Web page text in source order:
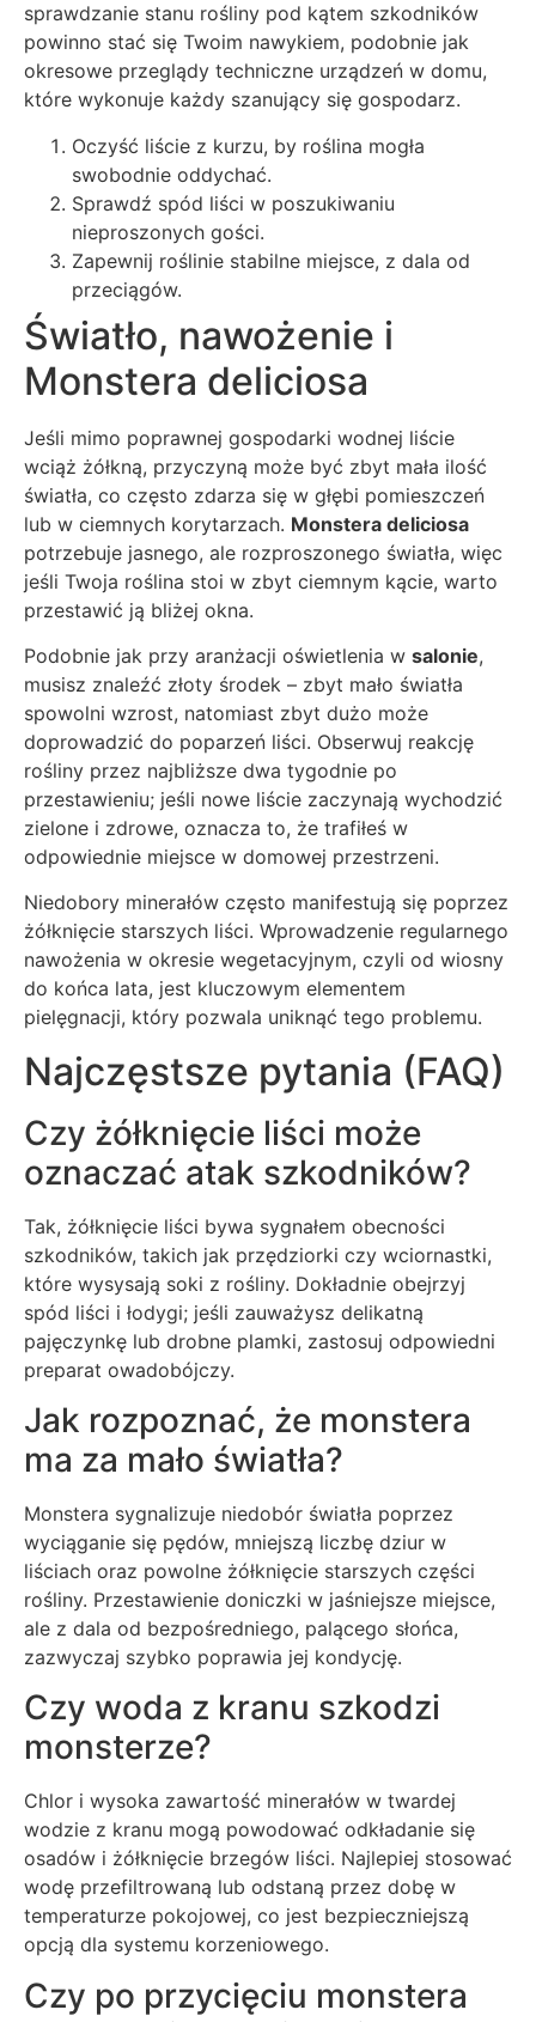
sprawdzanie stanu rośliny pod kątem szkodników
powinno stać się Twoim nawykiem, podobnie jak
okresowe przeglądy techniczne urządzeń w domu,
które wykonuje każdy szanujący się gospodarz.
Oczyść liście z kurzu, by roślina mogła
swobodnie oddychać.
Sprawdź spód liści w poszukiwaniu
nieproszonych gości.
Zapewnij roślinie stabilne miejsce, z dala od
przeciągów.
Światło, nawożenie i
Monstera deliciosa
Jeśli mimo poprawnej gospodarki wodnej liście
wciąż żółkną, przyczyną może być zbyt mała ilość
światła, co często zdarza się w głębi pomieszczeń
lub w ciemnych korytarzach. Monstera deliciosa
potrzebuje jasnego, ale rozproszonego światła, więc
jeśli Twoja roślina stoi w zbyt ciemnym kącie, warto
przestawić ją bliżej okna.
Podobnie jak przy aranżacji oświetlenia w salonie,
musisz znaleźć złoty środek – zbyt mało światła
spowolni wzrost, natomiast zbyt dużo może
doprowadzić do poparzeń liści. Obserwuj reakcję
rośliny przez najbliższe dwa tygodnie po
przestawieniu; jeśli nowe liście zaczynają wychodzić
zielone i zdrowe, oznacza to, że trafiłeś w
odpowiednie miejsce w domowej przestrzeni.
Niedobory minerałów często manifestują się poprzez
żółknięcie starszych liści. Wprowadzenie regularnego
nawożenia w okresie wegetacyjnym, czyli od wiosny
do końca lata, jest kluczowym elementem
pielęgnacji, który pozwala uniknąć tego problemu.
Najczęstsze pytania (FAQ)
Czy żółknięcie liści może
oznaczać atak szkodników?
Tak, żółknięcie liści bywa sygnałem obecności
szkodników, takich jak przędziorki czy wciornastki,
które wysysają soki z rośliny. Dokładnie obejrzyj
spód liści i łodygi; jeśli zauważysz delikatną
pajęczynkę lub drobne plamki, zastosuj odpowiedni
preparat owadobójczy.
Jak rozpoznać, że monstera
ma za mało światła?
Monstera sygnalizuje niedobór światła poprzez
wyciąganie się pędów, mniejszą liczbę dziur w
liściach oraz powolne żółknięcie starszych części
rośliny. Przestawienie doniczki w jaśniejsze miejsce,
ale z dala od bezpośredniego, palącego słońca,
zazwyczaj szybko poprawia jej kondycję.
Czy woda z kranu szkodzi
monsterze?
Chlor i wysoka zawartość minerałów w twardej
wodzie z kranu mogą powodować odkładanie się
osadów i żółknięcie brzegów liści. Najlepiej stosować
wodę przefiltrowaną lub odstaną przez dobę w
temperaturze pokojowej, co jest bezpieczniejszą
opcją dla systemu korzeniowego.
Czy po przycięciu monstera